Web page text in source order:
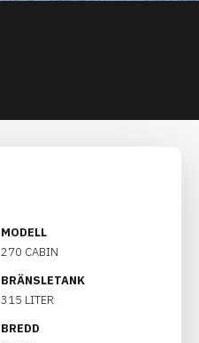
MODELL
270 CABIN
BRÄNSLETANK
315 LITER
BREDD